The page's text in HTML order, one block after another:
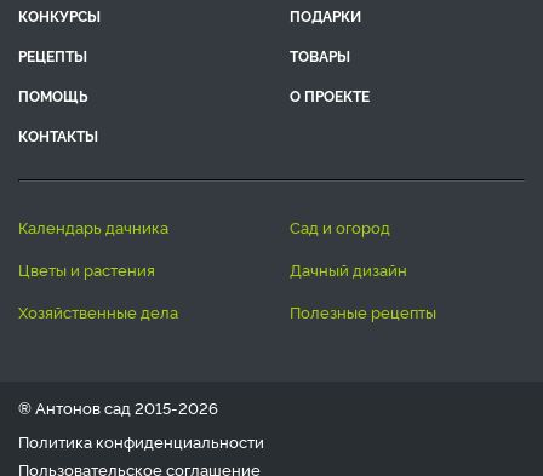
КОНКУРСЫ
ПОДАРКИ
РЕЦЕПТЫ
ТОВАРЫ
ПОМОЩЬ
О ПРОЕКТЕ
КОНТАКТЫ
календарь дачника
сад и огород
цветы и растения
дачный дизайн
хозяйственные дела
полезные рецепты
® Антонов сад 2015-2026
Политика конфиденциальности
Пользовательское соглашение